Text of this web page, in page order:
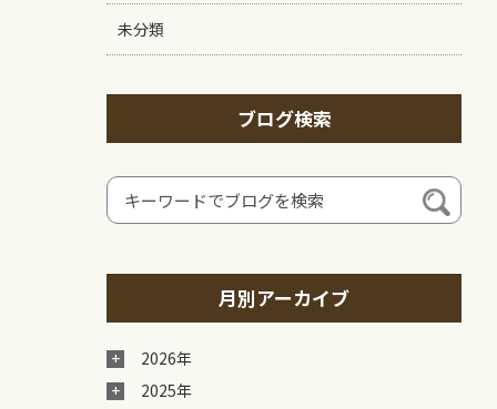
未分類
ブログ検索
月別アーカイブ
2026年
2025年